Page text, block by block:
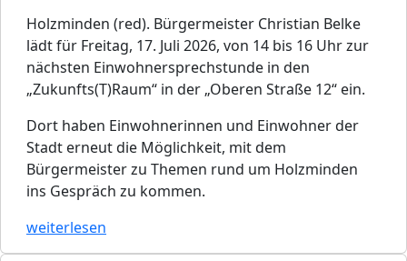
Holzminden (red). Bürgermeister Christian Belke
lädt für Freitag, 17. Juli 2026, von 14 bis 16 Uhr zur
nächsten Einwohnersprechstunde in den
„Zukunfts(T)Raum“ in der „Oberen Straße 12“ ein.
Dort haben Einwohnerinnen und Einwohner der
Stadt erneut die Möglichkeit, mit dem
Bürgermeister zu Themen rund um Holzminden
ins Gespräch zu kommen.
weiterlesen